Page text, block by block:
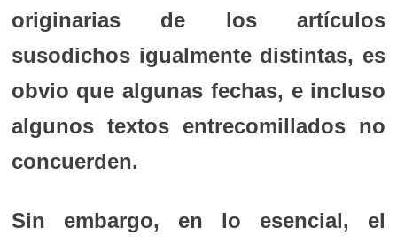
originarias de los artículos
susodichos igualmente distintas, es
obvio que algunas fechas, e incluso
algunos textos entrecomillados no
concuerden.
Sin embargo, en lo esencial, el